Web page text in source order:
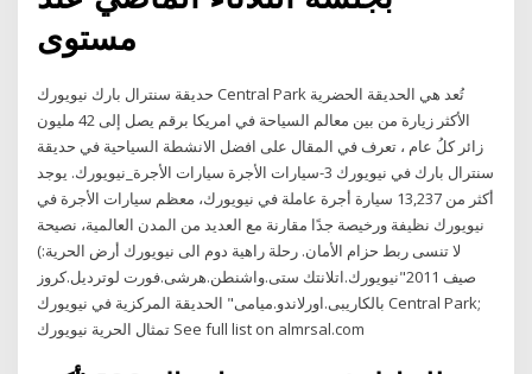
مستوى
حديقة سنترال بارك نيويورك Central Park تُعد هي الحديقة الحضرية
الأكثر زيارة من بين معالم السياحة في امريكا برقم يصل إلى 42 مليون
زائر كلُ عام ، تعرف في المقال على افضل الانشطة السياحية في حديقة
سنترال بارك في نيويورك 3-سيارات الأجرة سيارات الأجرة_نيويورك. يوجد
أكثر من 13,237 سيارة أجرة عاملة في نيويورك، معظم سيارات الأجرة في
نيويورك نظيفة ورخيصة جدًا مقارنة مع العديد من المدن العالمية، نصيحة
لا تنسى ربط حزام الأمان. رحلة راهية دوم الى نيويورك أرض الحرية:)
صيف 2011"نيويورك.اتلانتك ستى.واشنطن.هرشى.فورت لوترديل.كروز
بالكاريبى.اورلاندو.ميامى" الحديقة المركزية في نيويورك Central Park;
تمثال الحرية نيويورك See full list on almrsal.com